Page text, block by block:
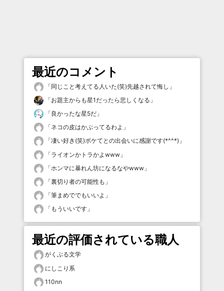
最近のコメント
「同じこと考えてる人いた(笑)先越されて悔し 」
「お題主からも星1だったら悲しくなる 」
「 良かったな星5だ 」
「ネコの皮はかぶってるわよ 」
「凄い好き(笑)ボケてとの出会いに感謝です(*^^*) 」
「ライオンかトラかよwww 」
「ホンマに暴れん坊になるなやwww 」
「裏切り者の可能性も 」
「筆まめででもいいよ 」
「 もういいです 」
最近の評価されている職人
がくぶる文学
にしこり系
110nn